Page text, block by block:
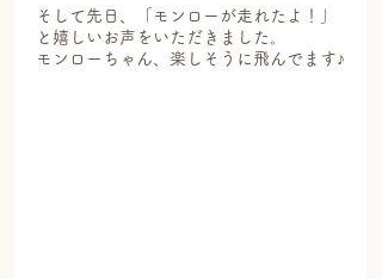
そして先日、「モンローが走れたよ！」
と嬉しいお声をいただきました。
モンローちゃん、楽しそうに飛んでます♪